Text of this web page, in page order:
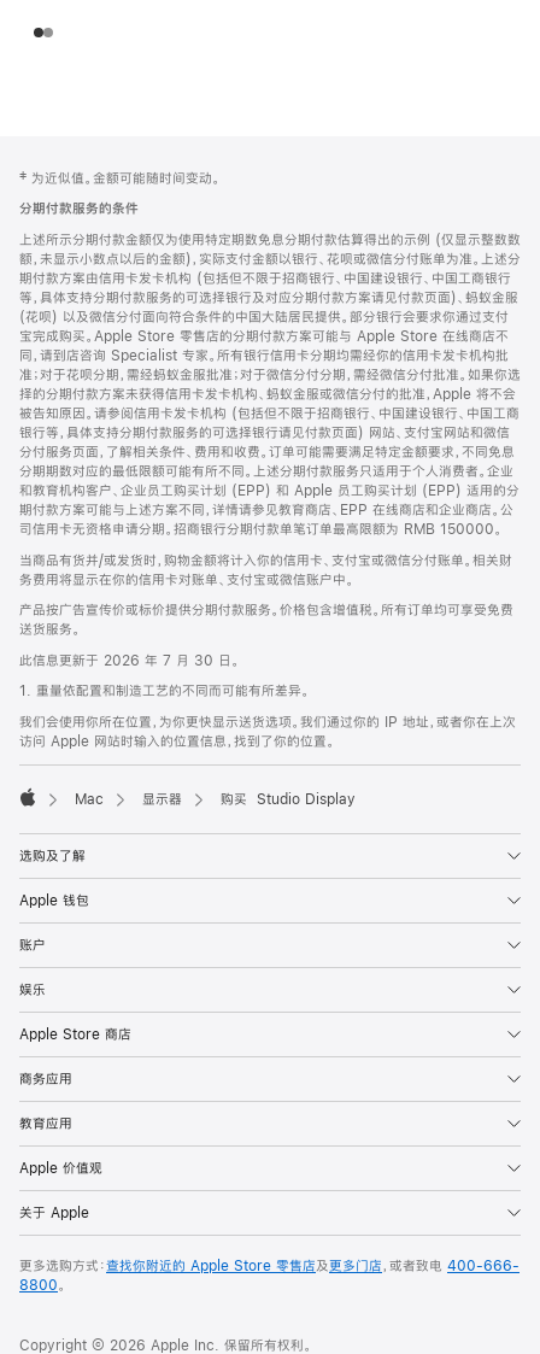
页
页
脚
注
‡ 为近似值。金额可能随时间变动。
分期付款服务的条件
上述所示分期付款金额仅为使用特定期数免息分期付款估算得出的示例 (仅显示整数数
额，未显示小数点以后的金额)，实际支付金额以银行、花呗或微信分付账单为准。上述分
期付款方案由信用卡发卡机构 (包括但不限于招商银行、中国建设银行、中国工商银行
等，具体支持分期付款服务的可选择银行及对应分期付款方案请见付款页面)、蚂蚁金服
(花呗) 以及微信分付面向符合条件的中国大陆居民提供。部分银行会要求你通过支付
宝完成购买。Apple Store 零售店的分期付款方案可能与 Apple Store 在线商店不
同，请到店咨询 Specialist 专家。所有银行信用卡分期均需经你的信用卡发卡机构批
准；对于花呗分期，需经蚂蚁金服批准；对于微信分付分期，需经微信分付批准。如果你选
择的分期付款方案未获得信用卡发卡机构、蚂蚁金服或微信分付的批准，Apple 将不会
被告知原因。请参阅信用卡发卡机构 (包括但不限于招商银行、中国建设银行、中国工商
银行等，具体支持分期付款服务的可选择银行请见付款页面) 网站、支付宝网站和微信
分付服务页面，了解相关条件、费用和收费。订单可能需要满足特定金额要求，不同免息
分期期数对应的最低限额可能有所不同。上述分期付款服务只适用于个人消费者。企业
和教育机构客户、企业员工购买计划 (EPP) 和 Apple 员工购买计划 (EPP) 适用的分
期付款方案可能与上述方案不同，详情请参见教育商店、EPP 在线商店和企业商店。公
司信用卡无资格申请分期。招商银行分期付款单笔订单最高限额为 RMB 150000。
当商品有货并/或发货时，购物金额将计入你的信用卡、支付宝或微信分付账单。相关财
务费用将显示在你的信用卡对账单、支付宝或微信账户中。
产品按广告宣传价或标价提供分期付款服务。价格包含增值税。所有订单均可享受免费
送货服务。
此信息更新于 2026 年 7 月 30 日。
1. 重量依配置和制造工艺的不同而可能有所差异。
我们会使用你所在位置，为你更快显示送货选项。我们通过你的 IP 地址，或者你在上次
访问 Apple 网站时输入的位置信息，找到了你的位置。
Mac 显示器 购买 Studio Display
选购及了解
Apple 钱包
账户
娱乐
Apple Store 商店
商务应用
教育应用
Apple 价值观
关于 Apple
更多选购方式：查找你附近的 Apple Store 零售店及更多门店，或者致电 400-666-
8800。
Copyright © 2026 Apple Inc. 保留所有权利。